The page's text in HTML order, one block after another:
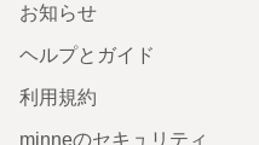
お知らせ
ヘルプとガイド
利用規約
minneのセキュリティ